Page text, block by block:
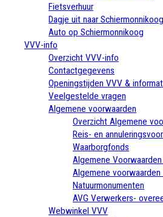
Fietsverhuur
Dagje uit naar Schiermonnikoog
Auto op Schiermonnikoog
VVV-info
Overzicht VVV-info
Contactgegevens
Openingstijden VVV &
Veelgestelde vragen
Algemene voorwaarden
Overzicht Algemene
Reis- en
Waarborgfonds
Algemene
Algemene voorwaarden
Natuurmonumenten
AVG Verwerkers-
Webwinkel VVV